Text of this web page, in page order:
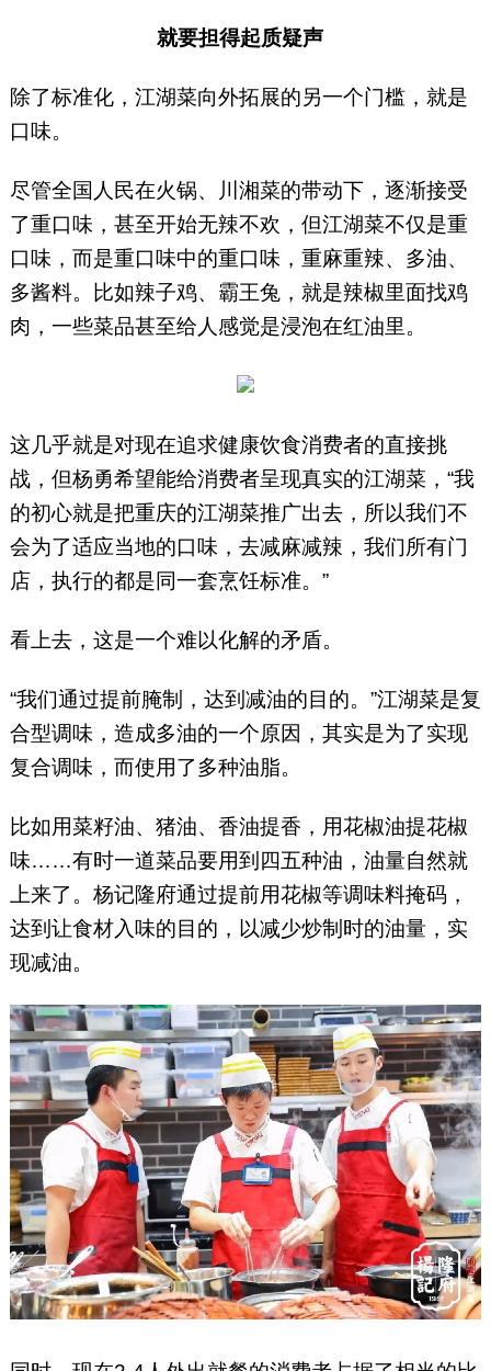
就要担得起质疑声
除了标准化，江湖菜向外拓展的另一个门槛，就是
口味。
尽管全国人民在火锅、川湘菜的带动下，逐渐接受
了重口味，甚至开始无辣不欢，但江湖菜不仅是重
口味，而是重口味中的重口味，重麻重辣、多油、
多酱料。比如辣子鸡、霸王兔，就是辣椒里面找鸡
肉，一些菜品甚至给人感觉是浸泡在红油里。
这几乎就是对现在追求健康饮食消费者的直接挑
战，但杨勇希望能给消费者呈现真实的江湖菜，“我
的初心就是把重庆的江湖菜推广出去，所以我们不
会为了适应当地的口味，去减麻减辣，我们所有门
店，执行的都是同一套烹饪标准。”
看上去，这是一个难以化解的矛盾。
“我们通过提前腌制，达到减油的目的。”江湖菜是复
合型调味，造成多油的一个原因，其实是为了实现
复合调味，而使用了多种油脂。
比如用菜籽油、猪油、香油提香，用花椒油提花椒
味……有时一道菜品要用到四五种油，油量自然就
上来了。杨记隆府通过提前用花椒等调味料掩码，
达到让食材入味的目的，以减少炒制时的油量，实
现减油。